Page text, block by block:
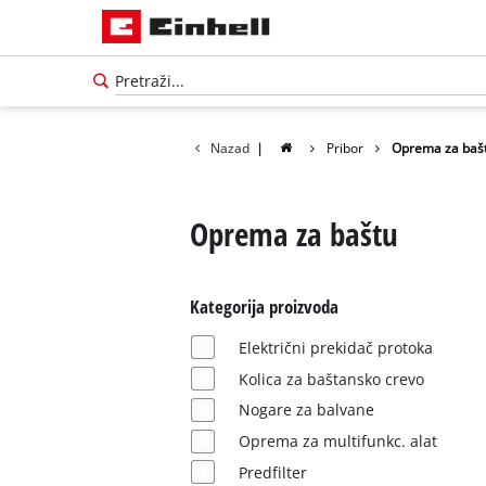
Nazad | Pribor Oprema za
Oprema za baštu
Kategorija proizvoda
Električni prekidač protoka
Kolica za baštansko crevo
Nogare za balvane
Oprema za multifunkc. alat
Predfilter